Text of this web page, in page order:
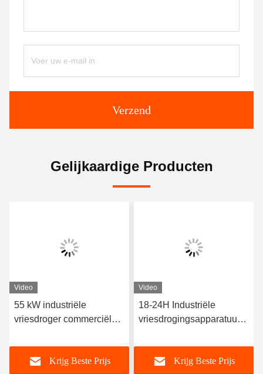
Verzend
Gelijkaardige Producten
Video
55 kW industriële
vriesdroger commerciële
kg/partij
Krijg Beste Prijs
Video
18-24H Industriële
vriesdrogingsapparatuur
Krijg Beste Prijs